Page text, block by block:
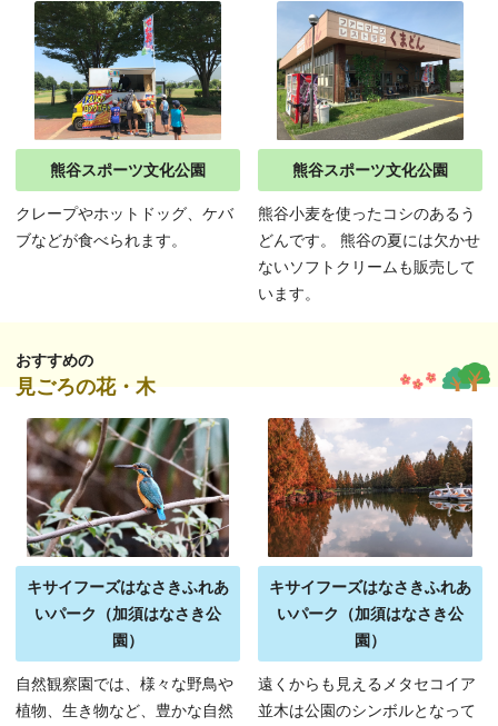
熊谷スポーツ文化公園
クレープやホットドッグ、ケバ
ブなどが食べられます。
熊谷スポーツ文化公園
熊谷小麦を使ったコシのあるう
どんです。 熊谷の夏には欠かせ
ないソフトクリームも販売して
います。
おすすめの
見ごろの花・木
キサイフーズはなさきふれあ
いパーク（加須はなさき公
園）
自然観察園では、様々な野鳥や
植物、生き物など、豊かな自然
キサイフーズはなさきふれあ
いパーク（加須はなさき公
園）
遠くからも見えるメタセコイア
並木は公園のシンボルとなって